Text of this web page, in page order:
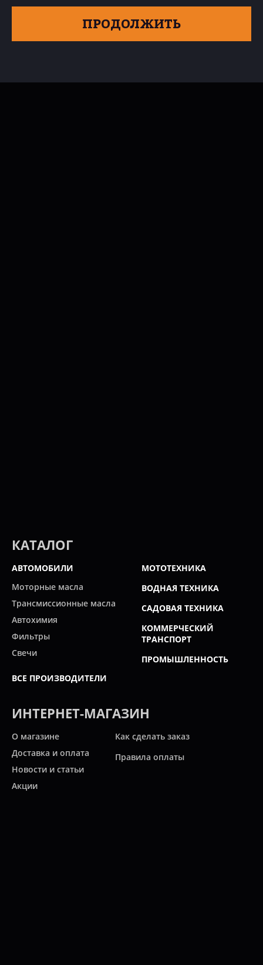
ПРОДОЛЖИТЬ
КАТАЛОГ
АВТОМОБИЛИ
Моторные масла
Трансмиссионные масла
Автохимия
Фильтры
Свечи
ВСЕ ПРОИЗВОДИТЕЛИ
МОТОТЕХНИКА
ВОДНАЯ ТЕХНИКА
САДОВАЯ ТЕХНИКА
КОММЕРЧЕСКИЙ
ТРАНСПОРТ
ПРОМЫШЛЕННОСТЬ
ИНТЕРНЕТ-МАГАЗИН
О магазине
Доставка и оплата
Новости и статьи
Акции
Как сделать заказ
Правила оплаты